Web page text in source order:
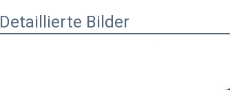
Detaillierte Bilder